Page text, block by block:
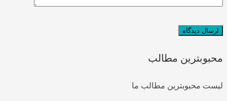
محبوبترین مطالب
لیست محبوبترین مطالب ما